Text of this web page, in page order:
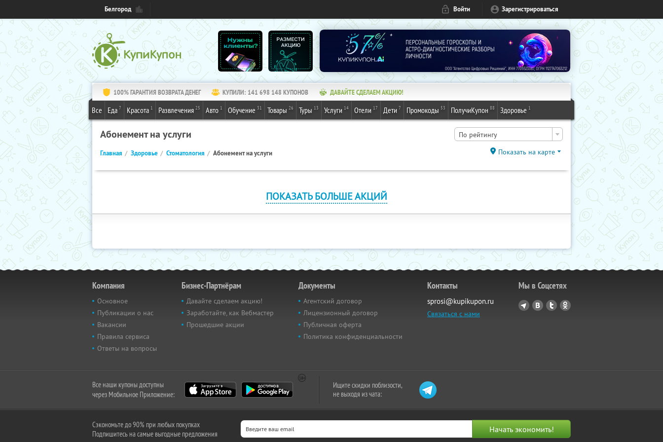
Белгород Войти Зарегистрироваться
100% ГАРАНТИЯ ВОЗВРАТА ДЕНЕГ КУПИЛИ: 141 698 148 КУПОНОВ ДАВАЙТЕ СДЕЛАЕМ АКЦИЮ!
Все Еда 7 Красота 1 Развлечения 25 Авто 1 Обучение 31 Товары 26 Туры 13 Услуги 14 Отели 17 Дети 7 Промокоды 53 ПолучиКупон 88 Здоровье 1
Абонемент на услуги По рейтингу
Главная Здоровье Стоматология Абонемент на услуги Показать на карте
ПОКАЗАТЬ БОЛЬШЕ АКЦИЙ
Компания
Основное
Публикации о нас
Вакансии
Правила сервиса
Ответы на вопросы
Бизнес-Партнёрам
Давайте сделаем акцию!
Заработайте, как Вебмастер
Прошедшие акции
Документы
Агентский договор
Лицензионный договор
Публичная оферта
Политика конфиденциальности
Контакты
sprosi@kupikupon.ru
Связаться с нами
Мы в Соцсетях
Все наши купоны доступны
через Мобильное Приложение:
Ищите скидки поблизости,
не выходя из чата:
Сэкономьте до 90% при любых покупках
Подпишитесь на самые выгодные предложения